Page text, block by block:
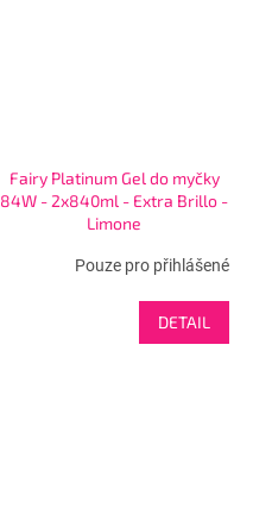
Fairy Platinum Gel do myčky
84W - 2x840ml - Extra Brillo -
Limone
Pouze pro přihlášené
DETAIL